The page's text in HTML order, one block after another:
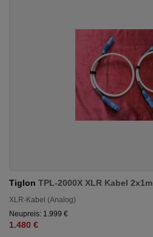
Tiglon TPL-2000X XLR Kabel 2x1m
XLR-Kabel (Analog)
Neupreis: 1.999 €
1.480 €